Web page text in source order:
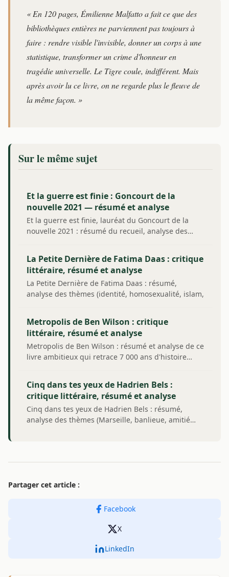
« En 120 pages, Émilienne Malfatto a fait ce que des
bibliothèques entières ne parviennent pas toujours à
faire : rendre visible l'invisible, donner un corps à une
statistique, transformer un crime d'honneur en
tragédie universelle. Le Tigre coule, indifférent. Mais
après avoir lu ce livre, on ne regarde plus le fleuve de
la même façon. »
Sur le même sujet
Et la guerre est finie : Goncourt de la
nouvelle 2021 — résumé et analyse
Et la guerre est finie, lauréat du Goncourt de la
nouvelle 2021 : résumé du recueil, analyse des…
La Petite Dernière de Fatima Daas : critique
littéraire, résumé et analyse
La Petite Dernière de Fatima Daas : résumé,
analyse des thèmes (identité, homosexualité, islam,
Metropolis de Ben Wilson : critique
littéraire, résumé et analyse
Metropolis de Ben Wilson : résumé et analyse de ce
livre ambitieux qui retrace 7 000 ans d'histoire…
Cinq dans tes yeux de Hadrien Bels :
critique littéraire, résumé et analyse
Cinq dans tes yeux de Hadrien Bels : résumé,
analyse des thèmes (Marseille, banlieue, amitié…
Partager cet article :
Facebook
X
LinkedIn